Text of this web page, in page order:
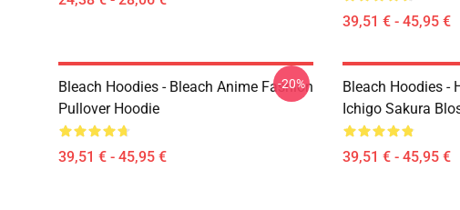
39,51 € - 45,95 €
Bleach Hoodies - Bleach Anime Fashion
Pullover Hoodie
39,51 € - 45,95 €
-20%
Bleach Hoodies -
Ichigo Sakura
39,51 € - 45,95 €